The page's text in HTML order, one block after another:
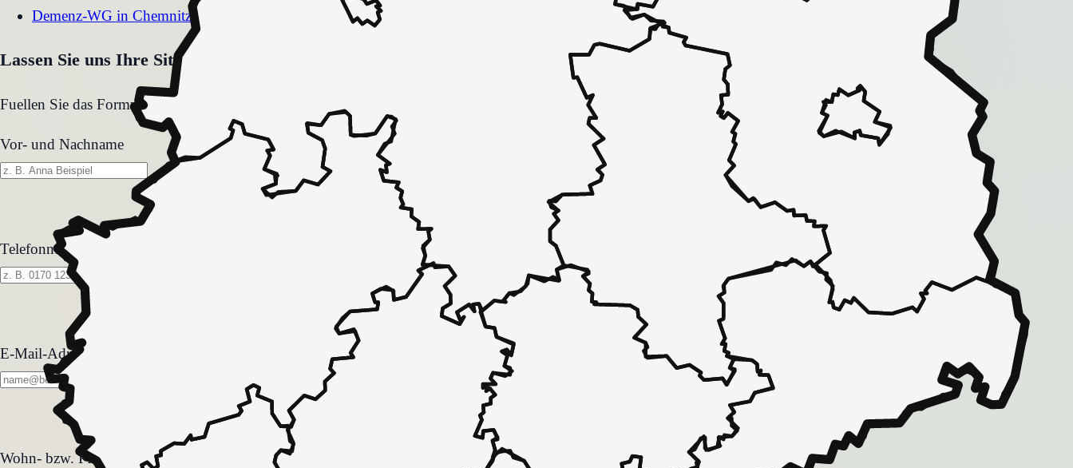
Demenz-WG in Chemnitz
Lassen Sie uns Ihre Situation gemeinsam klären - in 30 Sekunden zu einem Pflegeplatz
Fuellen Sie das Formular aus. Wir melden uns zeitnah und unverbindlich bei Ihnen.
Vor- und Nachname
Telefonnummer
E-Mail-Adresse
Wohn- bzw. Pflegeform
Wohn- bzw. Pflegeform